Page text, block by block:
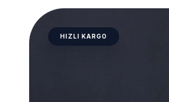
HIZLI KARGO